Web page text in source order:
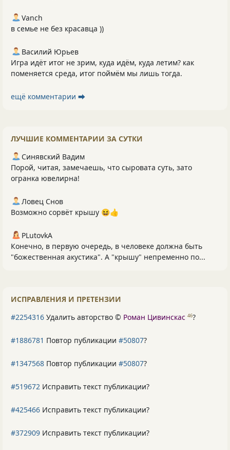
Vanch
в семье не без красавца ))
Василий Юрьев
Игра идёт итог не зрим, куда идём, куда летим? как
поменяется среда, итог поймём мы лишь тогда.
ещё комментарии ⮕
ЛУЧШИЕ КОММЕНТАРИИ ЗА СУТКИ
Синявский Вадим
Порой, читая, замечаешь, что сыровата суть, зато
огранка ювелирна!
Ловец Снов
Возможно сорвёт крышу 😆👍
PLutоvkА
Конечно, в первую очередь, в человеке должна быть
"божественная акустика". А "крышу" непременно по...
ИСПРАВЛЕНИЯ И ПРЕТЕНЗИИ
#2254316 Удалить авторство © Роман Цивинскас 46?
#1886781 Повтор публикации #50807?
#1347568 Повтор публикации #50807?
#519672 Исправить текст публикации?
#425466 Исправить текст публикации?
#372909 Исправить текст публикации?